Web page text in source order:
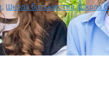
, Школа батьківства,Школа